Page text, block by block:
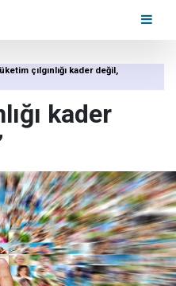
çılgınlığı kader değil,
kader